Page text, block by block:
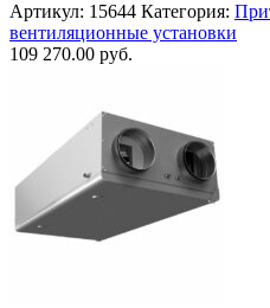
Артикул: 15644 Категория:
вентиляционные установки
109 270.00 руб.